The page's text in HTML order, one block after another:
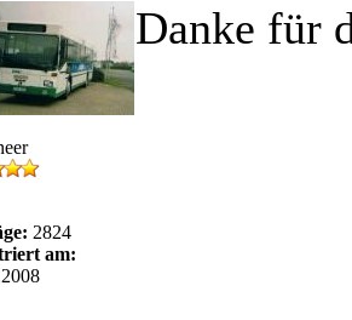
2824
am:
Danke für